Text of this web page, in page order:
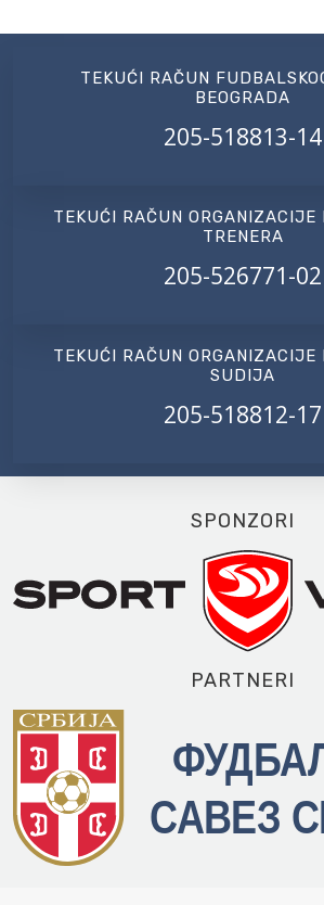
TEKUĆI RAČUN
BEOGRADA
205-518813-14
TEKUĆI RAČUN ORGANIZACIJE
TRENERA
205-526771-02
TEKUĆI RAČUN ORGANIZACIJE
SUDIJA
205-518812-17
SPONZORI
PARTNERI